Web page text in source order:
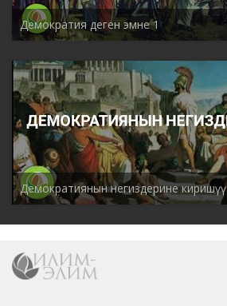
Демократия деген эмне 1
Демократиянын негиздерине киришүү